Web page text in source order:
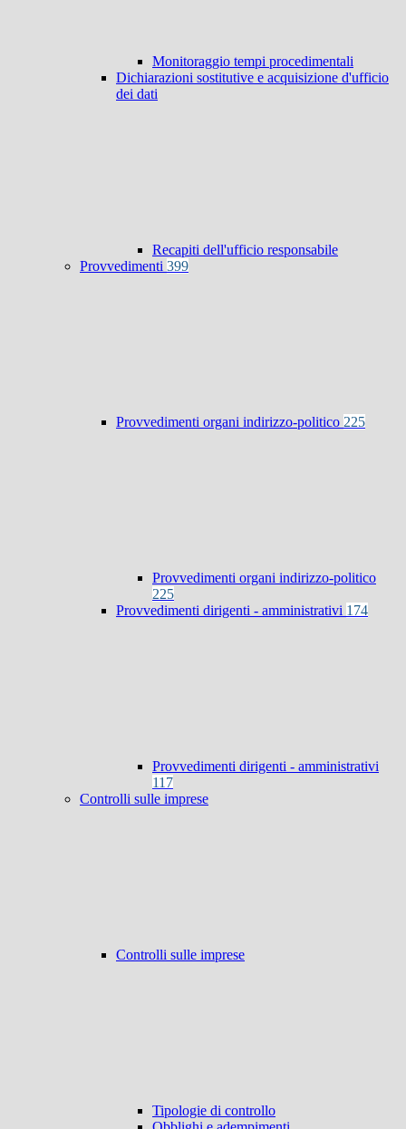
Monitoraggio tempi procedimentali
Dichiarazioni sostitutive e acquisizione d'ufficio
dei dati
Recapiti dell'ufficio responsabile
Provvedimenti 399
Provvedimenti organi indirizzo-politico 225
Provvedimenti organi indirizzo-politico
225
Provvedimenti dirigenti - amministrativi 174
Provvedimenti dirigenti - amministrativi
117
Controlli sulle imprese
Controlli sulle imprese
Tipologie di controllo